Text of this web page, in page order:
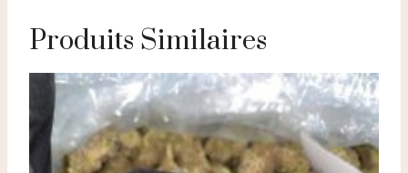
Produits Similaires